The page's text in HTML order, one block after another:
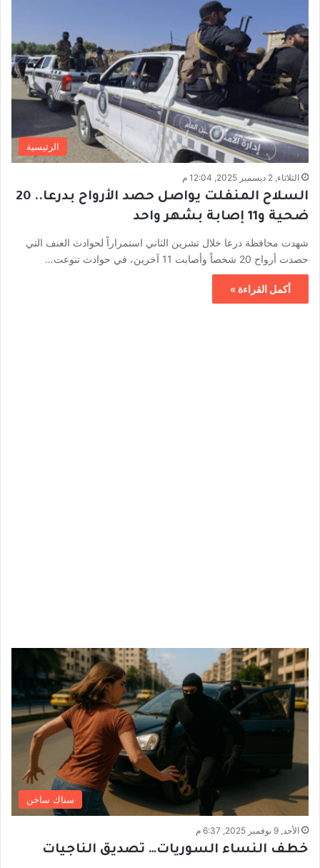
الرئيسية
الثلاثاء, 2 ديسمبر 2025, 12:04 م
السلاح المنفلت يواصل حصد الأرواح بدرعا.. 20
ضحية و11 إصابة بشهر واحد
شهدت محافظة درعا خلال تشرين الثاني استمراراً لحوادث العنف التي
حصدت أرواح 20 شخصاً وأصابت 11 آخرين، في حوادث تنوعت…
أكمل القراءة »
سناك ساخن
الأحد, 9 نوفمبر 2025, 6:37 م
خطف النساء السوريات… تصديق الناجيات